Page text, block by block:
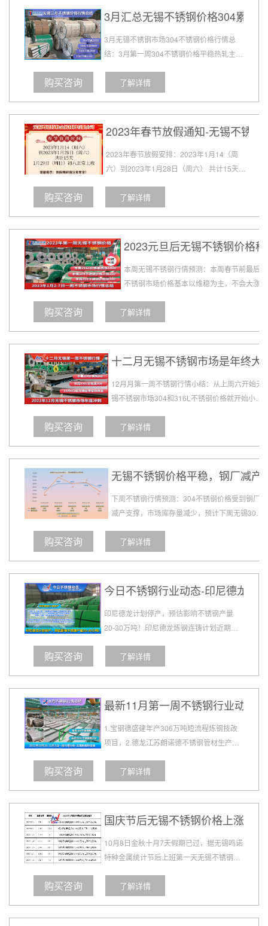
3月汇总无锡不锈钢价格304累计
3月无锡不锈钢市场304不锈钢价格行情总
结：3月第一周304不锈钢价格平稳热轧主流
16400，第三周继续下跌700跌破16000大
购买咨询 了解详情
2023年春节放假通知-无锡不锈钢
2023年春节放假安排：2023年1月14（周
六）到2023年1月28日（周六） 共计15天，
购买咨询 了解详情
2023元旦后无锡不锈钢价格
本周无锡不锈钢行情预测：本周春节前最后
不锈钢市场价格基本以维稳为主，不会大涨
以年终总结和年终年夜饭为主，归心似箭，
购买咨询 了解详情
十二月无锡不锈钢市场是年终大
12月月第一周不锈钢行情小结：从上周六开始无
锡不锈钢市场304和316L不锈钢价格就开始小幅
钢价格继续小幅上调，本周无锡不锈钢价格稳中
购买咨询 了解详情
无锡不锈钢价格平稳，钢厂减产
下周不锈钢行情预测：304不锈钢价格受到钢厂
减产支撑，市场库存量减少，预计下周无锡304
价格平稳为主，201不锈钢受库存压力会继续小
购买咨询 了解详情
今日不锈钢行业动态-印尼德龙计
印尼德龙计划停产，预估影响不锈钢产量
20-30万吨！印尼德龙炼钢连铸计划近期停
30万吨方坯回国量。而另一方面，镍铁回国
购买咨询 了解详情
最新11月第一周不锈钢行业动态
1.宝钢德盛建年产306万吨短流程炼钢技改
项目，2.德龙江苏朗诺德不锈钢管材生产线
太钢不锈中厚板智能化升级改造项目2号加
购买咨询 了解详情
国庆节后无锡不锈钢价格上涨
10月8日金秋十月7天假期已过，据无锡鸣诺
特种金属统计节后上班第一天无锡不锈钢市
上涨200,316L不锈钢价格上涨100-150,304
购买咨询 了解详情